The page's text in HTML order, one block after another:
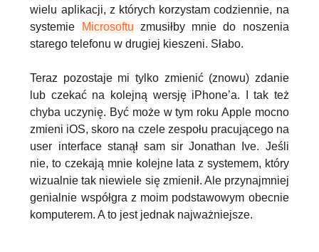
wielu aplikacji, z których korzystam codziennie, na
systemie
Microsoftu zmusiłby mnie do noszenia
starego telefonu w drugiej kieszeni. Słabo.
Teraz pozostaje mi tylko zmienić (znowu) zdanie
lub czekać na kolejną wersję iPhone’a. I tak też
chyba uczynię. Być może w tym roku Apple mocno
zmieni iOS, skoro na czele zespołu pracującego na
user interface stanął sam sir Jonathan Ive. Jeśli
nie, to czekają mnie kolejne lata z systemem, który
wizualnie tak niewiele się zmienił. Ale przynajmniej
genialnie współgra z moim podstawowym obecnie
komputerem. A to jest jednak najważniejsze.